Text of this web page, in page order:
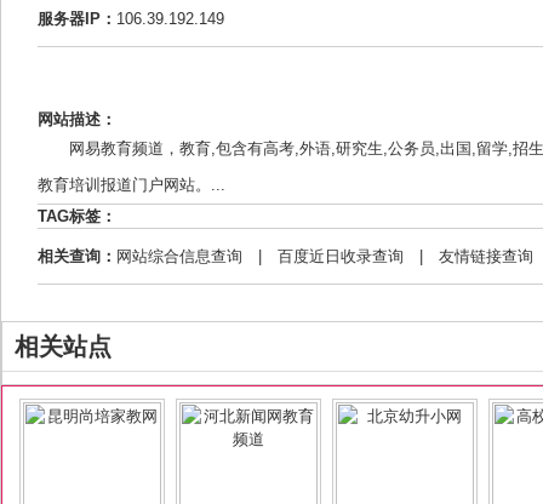
服务器IP： 106.39.192.149
网站描述：
网易教育频道，教育,包含有高考,外语,研究生,公务员,出国,留学,招
教育培训报道门户网站。...
TAG标签：
相关查询： 网站综合信息查询 百度近日收录查询 友情链接查询
相关站点